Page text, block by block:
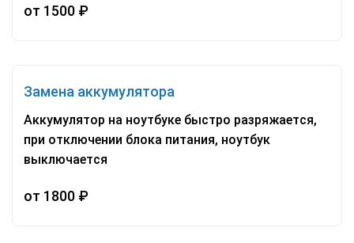
от 1500 ₽
Замена аккумулятора
Аккумулятор на ноутбуке быстро разряжается,
при отключении блока питания, ноутбук
выключается
от 1800 ₽